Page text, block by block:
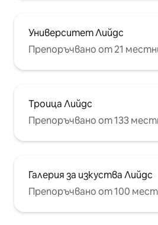
Университет Лийдс
Препоръчвано от 21
Троица Лийдс
Препоръчвано от 133
Галерия за изкуства Лийдс
Препоръчвано от 100